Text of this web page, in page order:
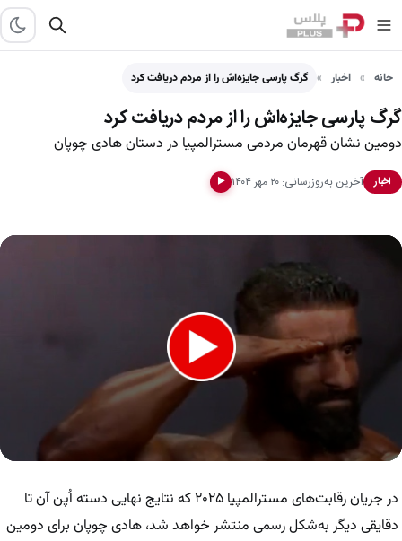
خانه اخبار گرگ پارسی جایزه‌اش را از مردم دریافت کرد
گرگ پارسی جایزه‌اش را از مردم دریافت کرد
دومین نشان قهرمان مردمی مسترالمپیا در دستان هادی چوپان
اخبار آخرین به‌روزرسانی: ۲۰ مهر ۱۴۰۴ ▶
seconds
در جریان رقابت‌های مسترالمپیا ۲۰۲۵ که نتایج نهایی دسته اُپن آن تا
دقایقی دیگر به‌شکل رسمی منتشر خواهد شد، هادی چوپان برای دومین